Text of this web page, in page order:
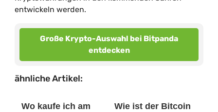
entwickeln werden.
Große Krypto-Auswahl bei Bitpanda
entdecken
ähnliche Artikel:
Wo kaufe ich am
Wie ist der Bitcoin